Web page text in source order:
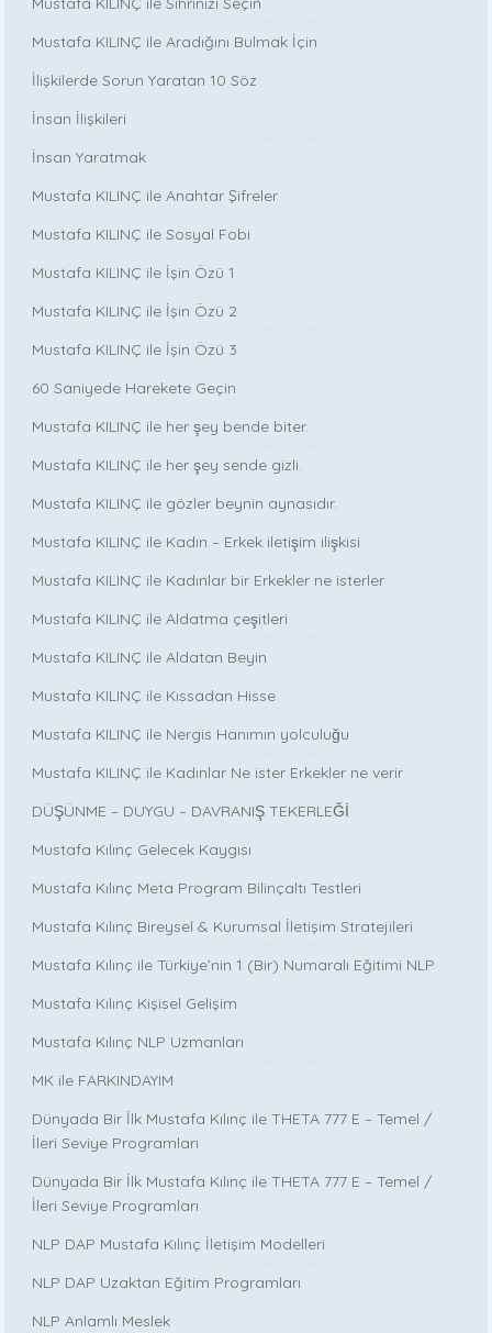
Mustafa KILINÇ ile Aradığını Bulmak İçin
İlişkilerde Sorun Yaratan 10 Söz
İnsan İlişkileri
İnsan Yaratmak
Mustafa KILINÇ ile Anahtar Şifreler
Mustafa KILINÇ ile Sosyal Fobi
Mustafa KILINÇ ile İşin Özü 1
Mustafa KILINÇ ile İşin Özü 2
Mustafa KILINÇ ile İşin Özü 3
60 Saniyede Harekete Geçin
Mustafa KILINÇ ile her şey bende biter.
Mustafa KILINÇ ile her şey sende gizli.
Mustafa KILINÇ ile gözler beynin aynasıdır.
Mustafa KILINÇ ile Kadın – Erkek iletişim ilişkisi
Mustafa KILINÇ ile Kadınlar bir Erkekler ne isterler
Mustafa KILINÇ ile Aldatma çeşitleri
Mustafa KILINÇ ile Aldatan Beyin
Mustafa KILINÇ ile Kıssadan Hisse
Mustafa KILINÇ ile Nergis Hanımın yolculuğu
Mustafa KILINÇ ile Kadınlar Ne ister Erkekler ne verir
DÜŞÜNME – DUYGU – DAVRANIŞ TEKERLEĞİ
Mustafa Kılınç Gelecek Kaygısı
Mustafa Kılınç Meta Program Bilinçaltı Testleri
Mustafa Kılınç Bireysel & Kurumsal İletişim Stratejileri
Mustafa Kılınç ile Türkiye’nin 1 (Bir) Numaralı Eğitimi NLP
Mustafa Kılınç Kişisel Gelişim
Mustafa Kılınç NLP Uzmanları
MK ile FARKINDAYIM
Dünyada Bir İlk Mustafa Kılınç ile THETA 777 E – Temel /
İleri Seviye Programları
Dünyada Bir İlk Mustafa Kılınç ile THETA 777 E – Temel /
İleri Seviye Programları
NLP DAP Mustafa Kılınç İletişim Modelleri
NLP DAP Uzaktan Eğitim Programları
NLP Anlamlı Meslek